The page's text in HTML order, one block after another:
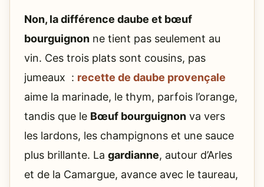
Non, la différence daube et bœuf
bourguignon ne tient pas seulement au
vin. Ces trois plats sont cousins, pas
jumeaux : recette de daube provençale
aime la marinade, le thym, parfois l’orange,
tandis que le Bœuf bourguignon va vers
les lardons, les champignons et une sauce
plus brillante. La gardianne, autour d’Arles
et de la Camargue, avance avec le taureau,